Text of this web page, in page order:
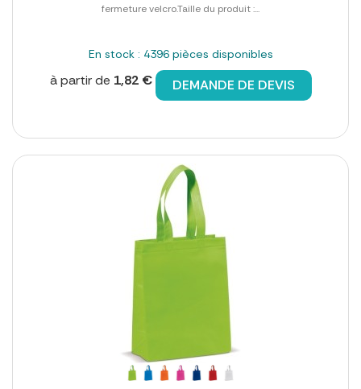
fermeture velcro.Taille du produit :...
En stock : 4396 pièces disponibles
à partir de 1,82 € DEMANDE DE DEVIS